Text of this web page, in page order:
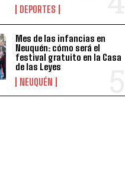
DEPORTES
Mes de las infancias en
Neuquén: cómo será el
festival gratuito en la Casa
de las Leyes
NEUQUÉN